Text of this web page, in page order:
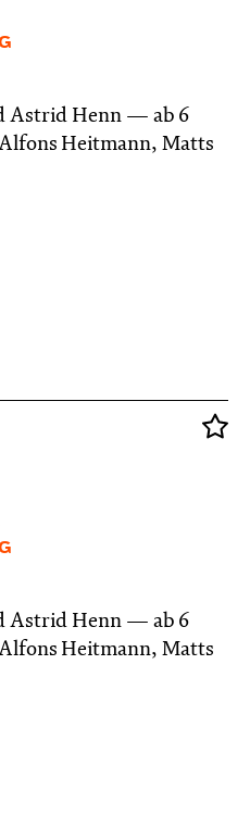
Astrid Henn
ab 6
Heitmann, Matts
Astrid Henn
ab 6
Heitmann, Matts